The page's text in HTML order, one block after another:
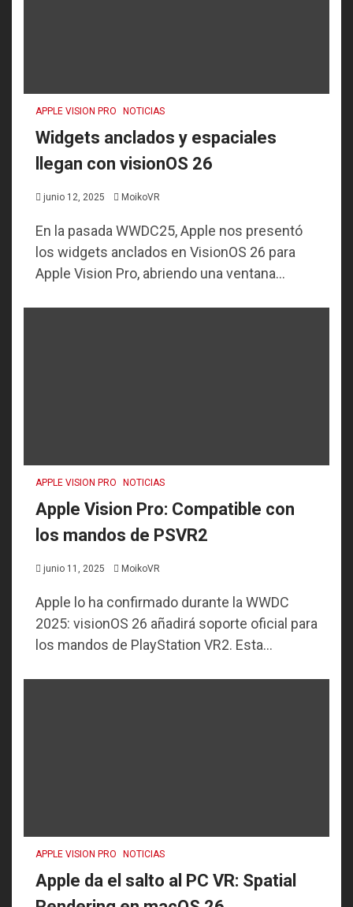
APPLE VISION PRO NOTICIAS
Widgets anclados y espaciales
llegan con visionOS 26
junio 12, 2025 MoikoVR
En la pasada WWDC25, Apple nos presentó
los widgets anclados en VisionOS 26 para
Apple Vision Pro, abriendo una ventana...
APPLE VISION PRO NOTICIAS
Apple Vision Pro: Compatible con
los mandos de PSVR2
junio 11, 2025 MoikoVR
Apple lo ha confirmado durante la WWDC
2025: visionOS 26 añadirá soporte oficial para
los mandos de PlayStation VR2. Esta...
APPLE VISION PRO NOTICIAS
Apple da el salto al PC VR: Spatial